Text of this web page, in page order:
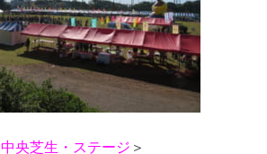
中央芝生・ステージ ＞